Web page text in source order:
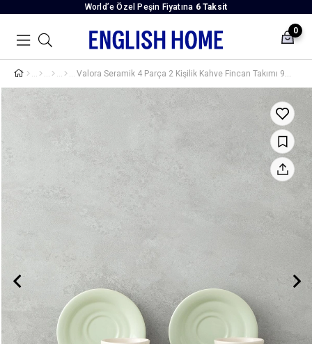
World’e Özel Peşin Fiyatına 6 Taksit
0
Valora Seramik 4 Parça 2 Kişilik Kahve Fincan Takımı 90 ml Açık Yeşil